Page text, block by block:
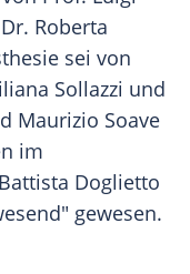
Roberta
sei von
Sollazzi und
Maurizio Soave
im
Doglietto
gewesen.